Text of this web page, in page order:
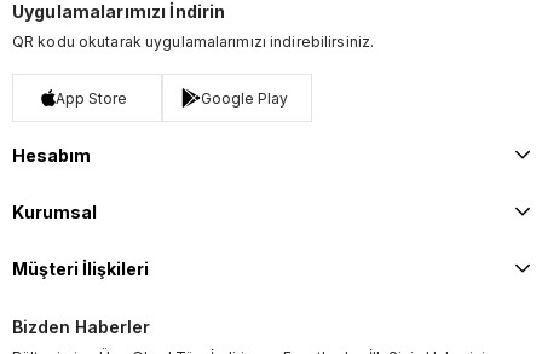
Uygulamalarımızı İndirin
QR kodu okutarak uygulamalarımızı indirebilirsiniz.
App Store Google Play
Hesabım
Kurumsal
Müşteri İlişkileri
Bizden Haberler